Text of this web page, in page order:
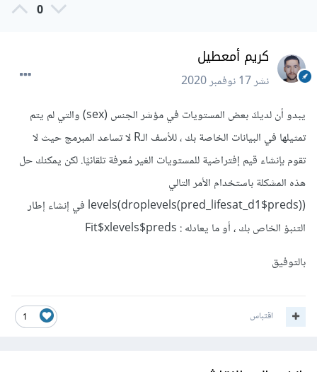
0
كريم أمعطيل
نشر17 نوفمبر 2020
يبدو أن لديكَ بعض المستويات في مؤشر الجنس (sex) والتي لم يتم
تمثيلها في البيانات الخاصة بك ، للأسف الـR لا تساعد المبرمج حيث لا
تقوم بإنشاء قيم إفتراضية للمستويات الغير مُعرفة تلقائيًا. لكن يمكنك حل
هذه المشكلة باستخدام الأمر التالي
levels(droplevels(pred_lifesat_d1$preds)) في إنشاء إطار
التنبؤ الخاص بك ، أو ما يعادله : Fit$xlevels$preds
بالتوفيق
1 اقتباس